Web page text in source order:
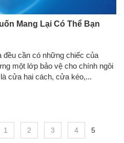
Mang Lại Có Thể Bạn
đều cần có những chiếc của
một lớp bảo vệ cho chính ngôi
cửa hai cách, cửa kéo,...
1 2 3 4 5